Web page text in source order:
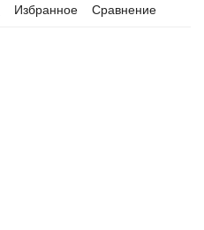
Избранное Сравнение